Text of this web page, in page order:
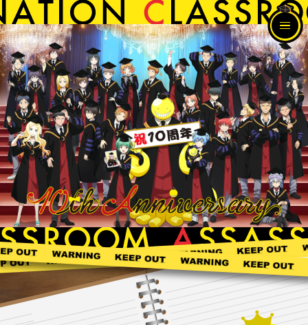
NEWS
ANNIVERSARY PROJECT
1.再放送情 報
2.暗殺教室ANN情報
3 劇 場版情報
COMMENT
MOVIE
GOODS
OFFICI
X